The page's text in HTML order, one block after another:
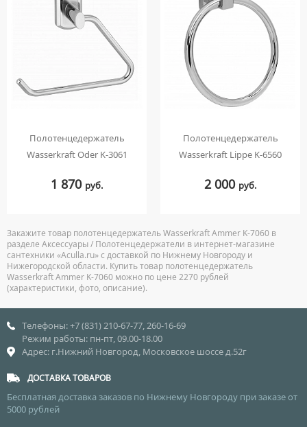
Полотенцедержатель
Wasserkraft Oder K-3061
1 870 руб.
Полотенцедержатель
Wasserkraft Lippe K-6560
2 000 руб.
Закажите товар полотенцедержатель Wasserkraft Ammer K-7060 в
разделе Аксессуары / Полотенцедержатели в интернет-магазине
сантехники «Aculla.ru» с доставкой по Нижнему Новгороду и
Нижегородской области. Купить товар полотенцедержатель
Wasserkraft Ammer K-7060 можно по цене 2270 рублей
(характеристики, фото, описание).
Телефоны: +7 (831) 210-67-77, 260-16-69
Режим работы: пн-пт, 09.00-18.00
Адрес: г.Нижний Новгород, Московское шоссе д.52г
ДОСТАВКА ТОВАРОВ
Бесплатная доставка заказов по Нижнему Новгороду при заказе от
5000 рублей